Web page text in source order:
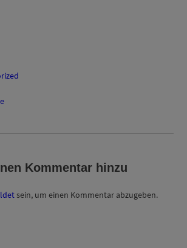
Kommentar hinzu
sein, um einen Kommentar abzugeben.